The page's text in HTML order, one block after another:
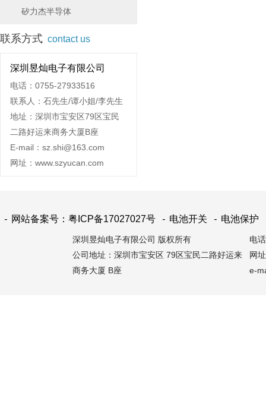
矽力杰半导体
联系方式 contact us
深圳昱灿电子有限公司
电话：0755-27933516
联系人：石先生/谭小姐/李先生
地址：深圳市宝安区79区宝民
二路好运来商务大厦B座
E-mail：sz.shi@163.com
网址：www.szyucan.com
- 网站备案号：粤ICP备17027027号 - 电池开关 - 电池保护
深圳昱灿电子有限公司 版权所有
公司地址：深圳市宝安区 79区宝民二路好运来
商务大厦 B座
电
网
e-